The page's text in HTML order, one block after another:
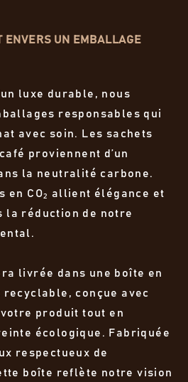
ENVERS UN EMBALLAGE
luxe durable, nous
responsables qui
avec soin. Les sachets
proviennent d’un
la neutralité carbone.
en CO₂ allient élégance et
la réduction de notre
livrée dans une boîte en
conçue avec
produit tout en
écologique. Fabriquée
respectueux de
boîte reflète notre vision